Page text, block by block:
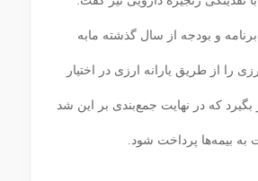
و بودجه از سال گذشته مابه‌
را از طریق یارانه ارزی در اختیار
بگیرد که در نهایت جمع‌بندی بر این شد
به بیمه‌ها پرداخت شود.